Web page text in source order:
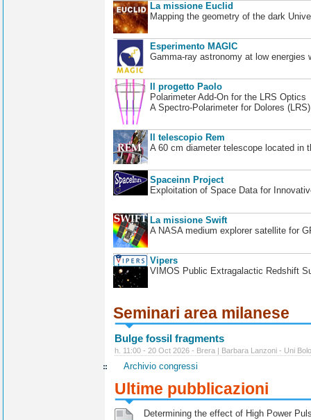
La missione Euclid
Mapping the geometry of the dark
Esperimento MAGIC
Gamma-ray astronomy at low energies
Il progetto Paolo
Polarimeter Add-On for the LRS Optics
A Spectro-Polarimeter for Dolores
Il telescopio Rem
A 60 cm diameter telescope located in
Spaceinn Project
Exploitation of Space Data for
La missione Swift
A NASA medium explorer satellite for
Vipers
VIMOS Public Extragalactic Redshift
Seminari area milanese
Bulge fossil fragments
h. 11:00 - 20 Oct 2026 - Brera | Barbara Lanzoni - Uni
Archivio congressi
Ultime pubblicazioni
Determining the effect of High Power